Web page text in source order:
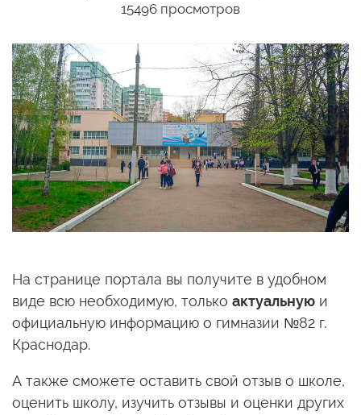
15496 просмотров
На странице портала вы получите в удобном
виде всю необходимую, только актуальную и
официальную информацию о гимназии №82 г.
Краснодар.
А также сможете оставить свой отзыв о школе,
оценить школу, изучить отзывы и оценки других